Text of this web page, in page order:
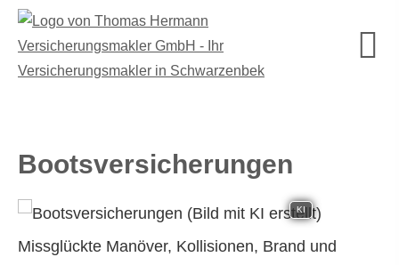
Bootsversicherungen
KI
Missglückte Manöver, Kollisionen, Brand und